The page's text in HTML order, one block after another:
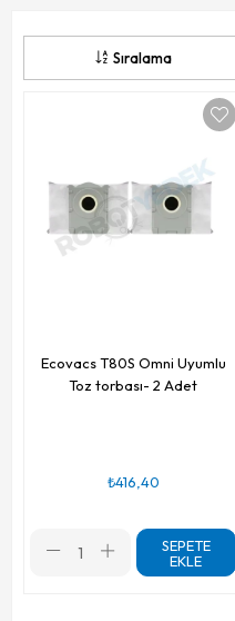
Sıralama
Ecovacs T80S Omni Uyumlu
Toz torbası- 2 Adet
₺416,40
SEPETE
EKLE